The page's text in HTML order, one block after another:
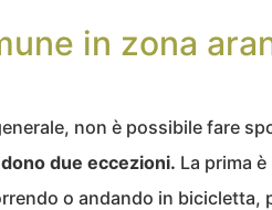
in zona
non è possibile fare
due eccezioni. La prima
o andando in bicicletta,